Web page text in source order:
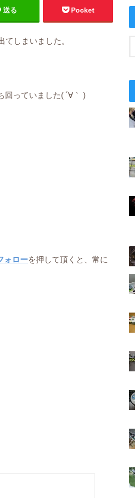
送る Pocket
しまいました。
回っていました( ´∀｀ )
ォローを押して頂くと、常に